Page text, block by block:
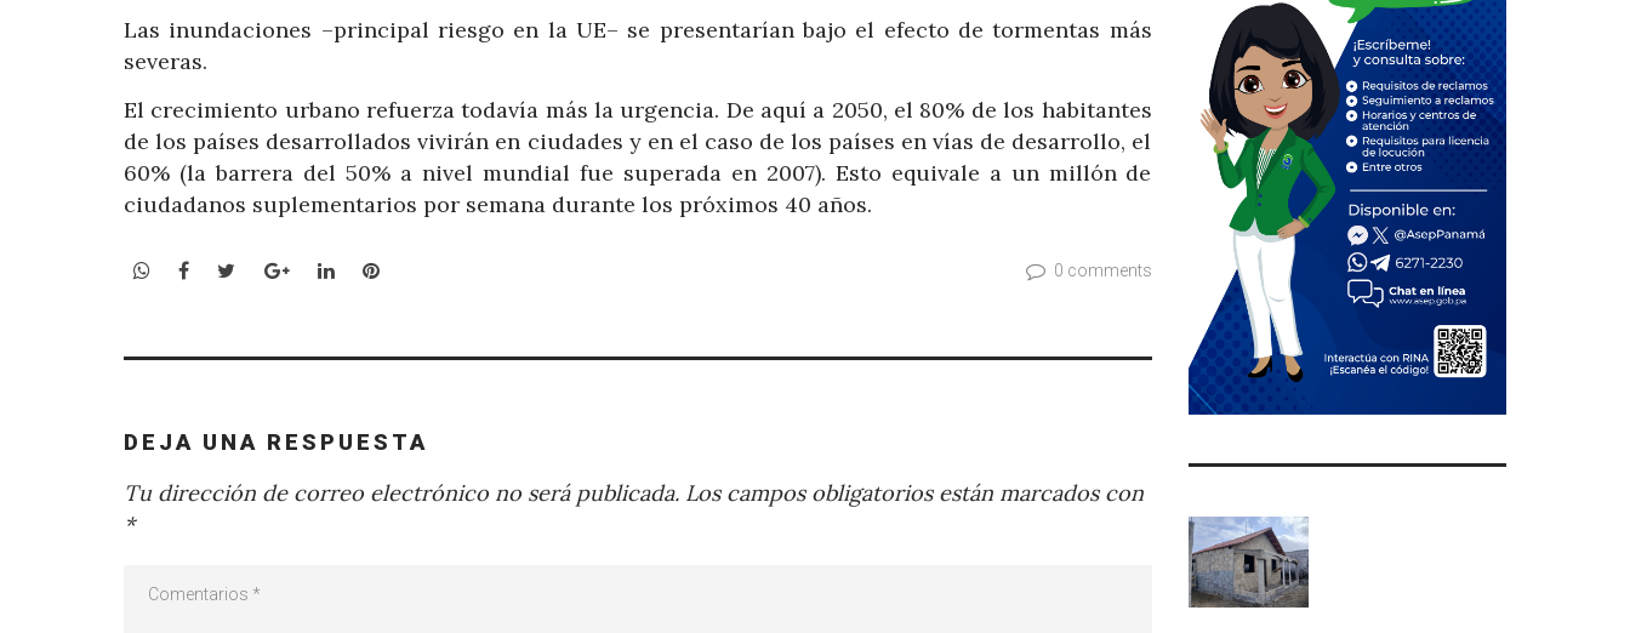
Las inundaciones –principal riesgo en la UE– se presentarían bajo el efecto de tormentas más
severas.
El crecimiento urbano refuerza todavía más la urgencia. De aquí a 2050, el 80% de los habitantes
de los países desarrollados vivirán en ciudades y en el caso de los países en vías de desarrollo, el
60% (la barrera del 50% a nivel mundial fue superada en 2007). Esto equivale a un millón de
ciudadanos suplementarios por semana durante los próximos 40 años.
WhatsApp
Facebook
TwitterGoogle+LinkedInPinterest 0 comments
DEJA UNA RESPUESTA
Tu dirección de correo electrónico no será publicada. Los campos obligatorios están marcados con
*